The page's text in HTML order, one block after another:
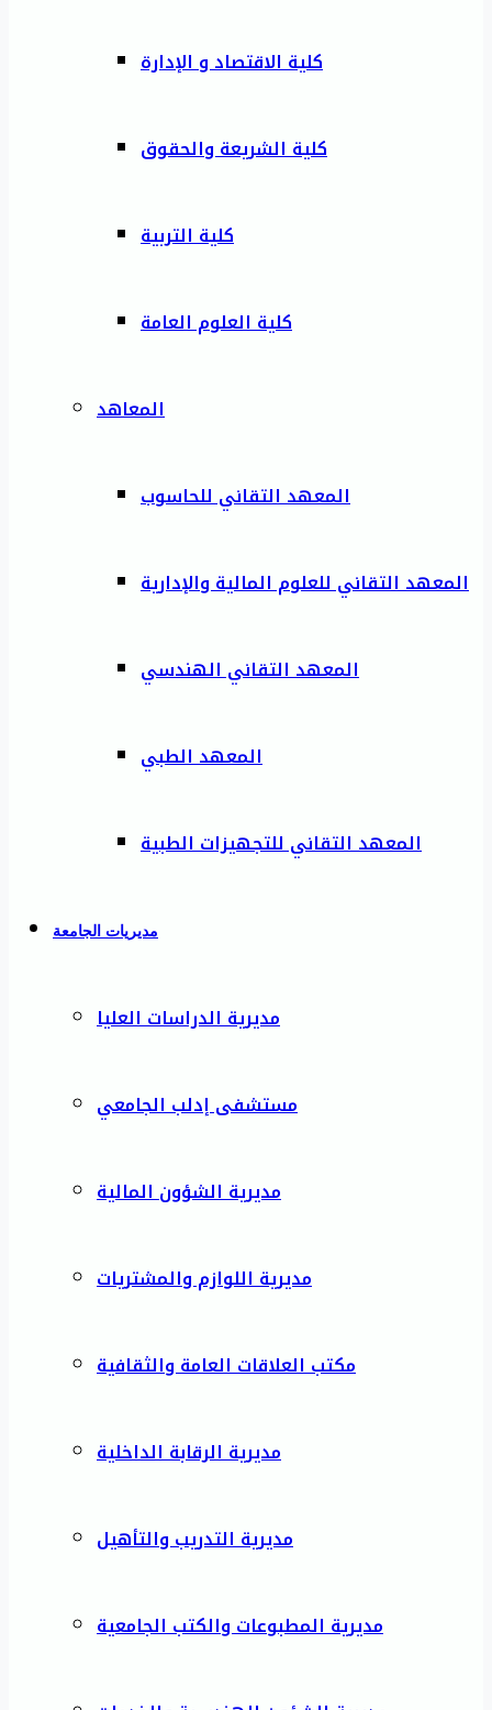
كلية الاقتصاد و الإدارة
كلية الشريعة والحقوق
كلية التربية
كلية العلوم العامة
المعاهد
المعهد التقاني للحاسوب
المعهد التقاني للعلوم المالية والإدارية
المعهد التقاني الهندسي
المعهد الطبي
المعهد التقاني للتجهيزات الطبية
مديريات الجامعة
مديرية الدراسات العليا
مستشفى إدلب الجامعي
مديرية الشؤون المالية
مديرية اللوازم والمشتريات
مكتب العلاقات العامة والثقافية
مديرية الرقابة الداخلية
مديرية التدريب والتأهيل
مديرية المطبوعات والكتب الجامعية